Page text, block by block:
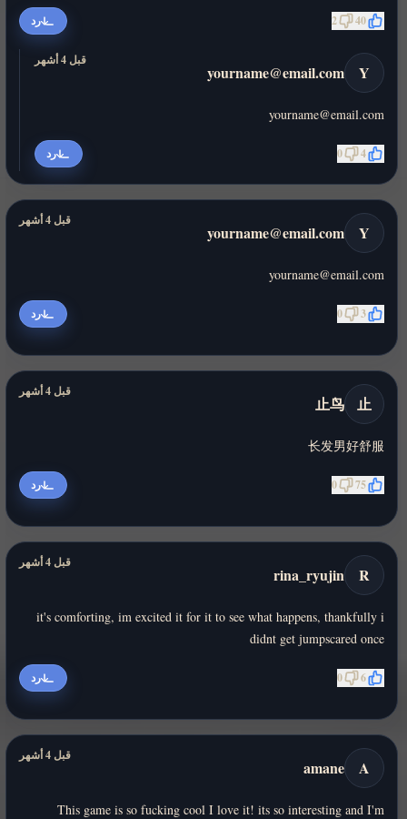
40
2 رد
Y
yourname@email.com
قبل 4 أشهر
yourname@email.com
4
0 رد
Y
yourname@email.com
قبل 4 أشهر
yourname@email.com
3
0 رد
止
止鸟
قبل 4 أشهر
长发男好舒服
75
0 رد
R
rina_ryujin
قبل 4 أشهر
it's comforting, im excited it for it to see what happens, thankfully i
didnt get jumpscared once
6
0 رد
A
amane
قبل 4 أشهر
This game is so fucking cool I love it! its so interesting and I'm